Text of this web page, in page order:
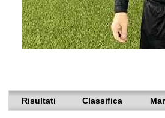
Risultati Classifica